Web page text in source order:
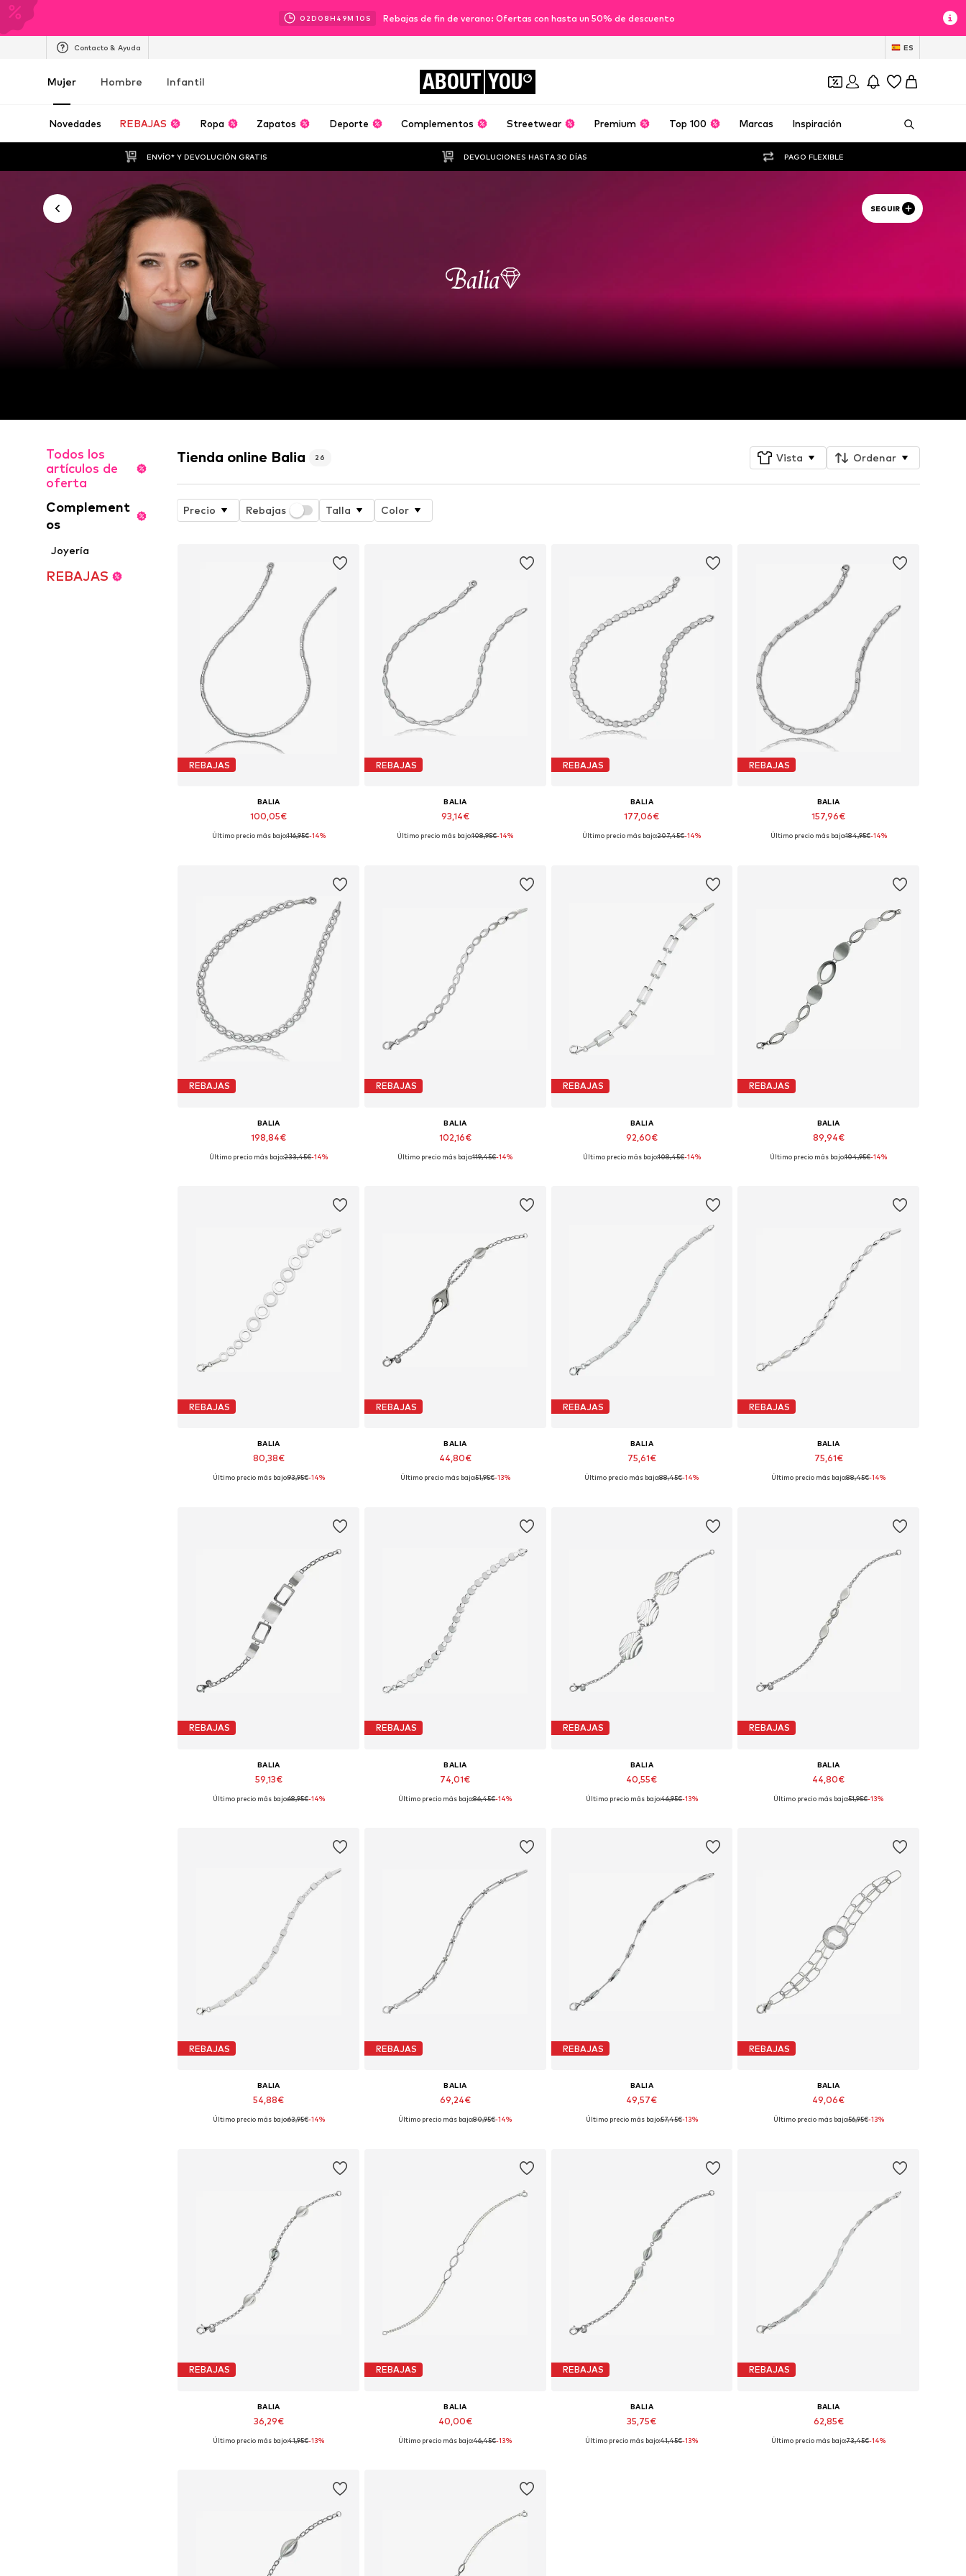
02D 08H 49M 09 S Rebajas de fin de verano: Ofertas con hasta un 50% de descuento
Contacto & Ayuda ES
Mujer Hombre Infantil ABOUT YOU
Novedades REBAJAS Ropa Zapatos Deporte Complementos Streetwear Premium Top 100 Marcas Inspiración
ENVÍO* Y DEVOLUCIÓN GRATIS DEVOLUCIONES HASTA 30 DÍAS PAGO FLEXIBLE
SEGUIR
Todos los
artículos de
oferta
Complement
os
Joyería
REBAJAS
Tienda online Balia 26 Vista Ordenar
Precio Rebajas Talla Color
REBAJAS
BALIA
100,05€
Tallas disponibles: 45 cm
Último precio más bajo:116,95€-14%
REBAJAS
BALIA
93,14€
Tallas disponibles: 45 cm
Último precio más bajo:108,95€-14%
REBAJAS
BALIA
177,06€
Tallas disponibles: 44 cm
Último precio más bajo:207,45€-14%
REBAJAS
BALIA
157,96€
Tallas disponibles: 45 cm
Último precio más bajo:184,95€-14%
REBAJAS
BALIA
198,84€
Tallas disponibles: 45 cm
Último precio más bajo:233,45€-14%
REBAJAS
BALIA
102,16€
Tallas disponibles: 18,5 cm
Último precio más bajo:119,45€-14%
REBAJAS
BALIA
92,60€
Tallas disponibles: 18,5 cm
Último precio más bajo:108,45€-14%
REBAJAS
BALIA
89,94€
Tallas disponibles: 19,5 cm
Último precio más bajo:104,95€-14%
REBAJAS
BALIA
80,38€
Tallas disponibles: 19,5 cm
Último precio más bajo:93,95€-14%
REBAJAS
BALIA
44,80€
Tallas disponibles: 18,5 cm
Último precio más bajo:51,95€-13%
REBAJAS
BALIA
75,61€
Tallas disponibles: 18,5 cm
Último precio más bajo:88,45€-14%
REBAJAS
BALIA
75,61€
Tallas disponibles: 18,5 cm
Último precio más bajo:88,45€-14%
REBAJAS
BALIA
59,13€
Tallas disponibles: 20 cm
Último precio más bajo:68,95€-14%
REBAJAS
BALIA
74,01€
Tallas disponibles: 19 cm
Último precio más bajo:86,45€-14%
REBAJAS
BALIA
40,55€
Tallas disponibles: 19 cm
Último precio más bajo:46,95€-13%
REBAJAS
BALIA
44,80€
Tallas disponibles: 19 cm
Último precio más bajo:51,95€-13%
REBAJAS
BALIA
54,88€
Tallas disponibles: 19 cm
Último precio más bajo:63,95€-14%
REBAJAS
BALIA
69,24€
Tallas disponibles: 19 cm
Último precio más bajo:80,95€-14%
REBAJAS
BALIA
49,57€
Tallas disponibles: 19 cm
Último precio más bajo:57,45€-13%
REBAJAS
BALIA
49,06€
Tallas disponibles: 18,5 cm
Último precio más bajo:56,95€-13%
REBAJAS
BALIA
36,29€
Tallas disponibles: 19 cm
Último precio más bajo:41,95€-13%
REBAJAS
BALIA
40,00€
Tallas disponibles: 19 cm
Último precio más bajo:46,45€-13%
REBAJAS
BALIA
35,75€
Tallas disponibles: 19 cm
Último precio más bajo:41,45€-13%
REBAJAS
BALIA
62,85€
Tallas disponibles: 19 cm
Último precio más bajo:73,45€-14%